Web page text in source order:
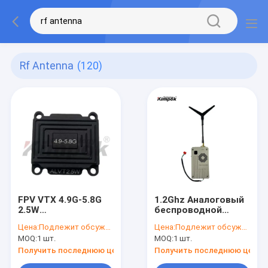
Rf Antenna (120)
FPV VTX 4.9G-5.8G
2.5W
Легкий 10 км
Передача для
Дронов
Цена:Подлежит обсуждению
MOQ:1 шт.
Получить последнюю цену
1.2Ghz Аналоговый
беспроводной
1.2G VTX с
дальностью
действия 5 Вт и
частотой
Цена:Подлежит обсуждению
MOQ:1 шт.
Получить последнюю цену